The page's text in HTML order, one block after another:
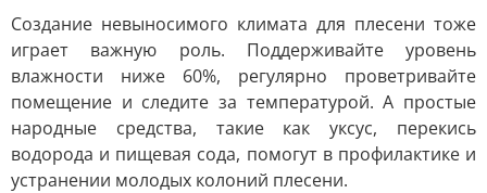
Создание невыносимого климата для плесени тоже
играет важную роль. Поддерживайте уровень
влажности ниже 60%, регулярно проветривайте
помещение и следите за температурой. А простые
народные средства, такие как уксус, перекись
водорода и пищевая сода, помогут в профилактике и
устранении молодых колоний плесени.